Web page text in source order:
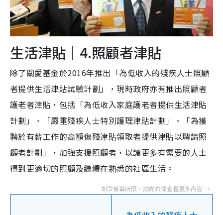
生活津貼｜4.照顧者津貼
除了關愛基金於2016年推出「為低收入的殘疾人士照顧
者提供生活津貼試驗計劃」，現時政府亦有推出照顧者
護老者津貼，包括「為低收入家庭護老者提供生活津貼
計劃」、「嚴重殘疾人士特別護理津貼計劃」、「為獲
聘於有薪工作的高額傷殘津貼領取者提供津貼以聘請照
顧者計劃」，加強支援照顧者，以讓更多有需要的人士
得到更適切的照顧及繼續在熟悉的社區生活。